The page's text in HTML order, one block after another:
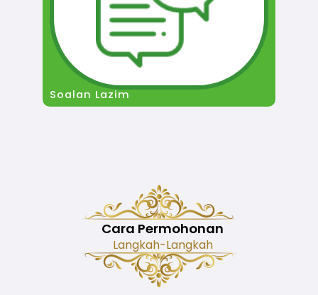
Soalan Lazim
Cara Permohonan
Langkah-Langkah